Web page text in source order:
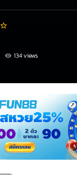
134 views